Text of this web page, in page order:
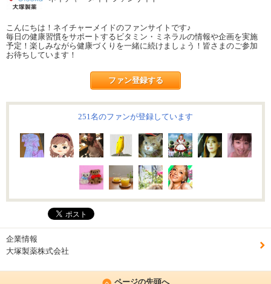
こんにちは！ネイチャーメイドのファンサイトです♪
毎日の健康習慣をサポートするビタミン・ミネラルの情報や企画を実施
予定！楽しみながら健康づくりを一緒に続けましょう！皆さまのご参加
お待ちしています！
ファン登録する
251名のファンが登録しています
企業情報
大塚製薬株式会社
ページの先頭へ